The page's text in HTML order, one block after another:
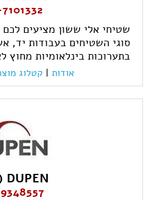
שטיחי אלי ששון מציעים לכם
סוגי השטיחים בעבודות יד,
בתערוכות בינלאומיות מחוץ
אודות | קטלוג
DUPEN (דופן)